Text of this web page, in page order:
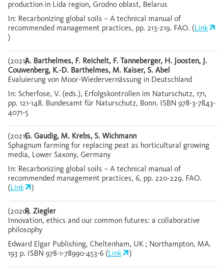
production in Lida region, Grodno oblast, Belarus
In: Recarbonizing global soils – A technical manual of
recommended management practices, pp. 213-219. FAO. (Link
)
(2021)A. Barthelmes, F. Reichelt, F. Tanneberger, H. Joosten, J.
Couwenberg, K.-D. Barthelmes, M. Kaiser, S. Abel
Evaluierung von Moor-Wiedervernässung in Deutschland
In: Scherfose, V. (eds.), Erfolgskontrollen im Naturschutz, 171,
pp. 121-148. Bundesamt für Naturschutz, Bonn. ISBN 978-3-7843-
4071-5
(2021)G. Gaudig, M. Krebs, S. Wichmann
Sphagnum farming for replacing peat as horticultural growing
media, Lower Saxony, Germany
In: Recarbonizing global soils – A technical manual of
recommended management practices, 6, pp. 220-229. FAO.
(Link )
(2020)R. Ziegler
Innovation, ethics and our common futures: a collaborative
philosophy
Edward Elgar Publishing, Cheltenham, UK ; Northampton, MA.
193 p. ISBN 978-1-78990-453-6 (Link )